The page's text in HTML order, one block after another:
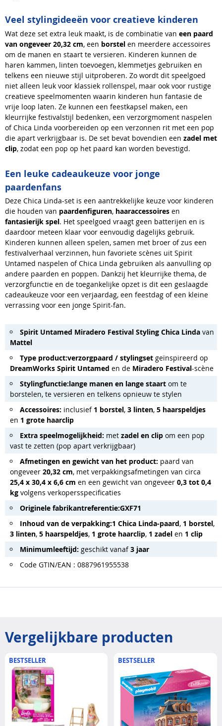
Veel stylingideeën voor creatieve kinderen
Wat deze set extra leuk maakt, is de combinatie van een paard
van ongeveer 20,32 cm, een borstel en meerdere accessoires
om de manen en staart te versieren. Kinderen kunnen de
haren kammen, linten toevoegen, klemmetjes gebruiken en
telkens een nieuwe stijl uitproberen. Zo wordt dit speelgoed
niet alleen leuk voor klassiek rollenspel, maar ook voor rustige
creatieve speelmomenten waarin kinderen hun fantasie de
vrije loop laten. Ze kunnen een feestkapsel maken, een
kleurrijke festivalstijl bedenken, een verzorgmoment naspelen
of Chica Linda voorbereiden op een verzonnen rit met een pop
die apart verkrijgbaar is. De set bevat bovendien een zadel met
clip, zodat een pop op het paard kan worden bevestigd.
Een leuke cadeaukeuze voor jonge
paardenfans
Deze Chica Linda-set is een aantrekkelijke keuze voor kinderen
die houden van paardenfiguren, haaraccessoires en
fantasierijk spel. Het speelgoed vraagt geen batterijen en is
daardoor meteen klaar voor eenvoudig dagelijks gebruik.
Kinderen kunnen alleen spelen, samen met broer of zus een
festivalverhaal verzinnen, hun favoriete scènes uit Spirit
Untamed naspelen of Chica Linda gebruiken als aanvulling op
andere paarden en poppen. Dankzij het kleurrijke thema, de
verzorgfunctie en de toegankelijke opzet is dit een geslaagde
cadeaukeuze voor een verjaardag, een feestdag of een kleine
verrassing voor een jonge Spirit-fan.
Spirit Untamed Miradero Festival Styling Chica Linda van
Mattel
Type product:verzorgpaard / stylingset geïnspireerd op
DreamWorks Spirit Untamed en de Miradero Festival-scène
Stylingfunctie:lange manen en lange staart om te
borstelen, te versieren en telkens opnieuw te stylen
Accessoires: inclusief 1 borstel, 3 linten, 5 haarspeldjes
en 1 grote haarclip
Extra speelmogelijkheid: met zadel en clip om een pop
vast te zetten (pop apart verkrijgbaar)
Afmetingen en gewicht van het product: paard van
ongeveer 20,32 cm, met verpakkingsafmetingen van circa
25,4 x 30,4 x 6,6 cm en een gewicht van ongeveer 0,3 tot 0,4
kg volgens verkopersspecificaties
Originele fabrikantreferentie:GXF71
Inhoud van de verpakking:1 Chica Linda-paard, 1 borstel,
3 linten, 5 haarspeldjes, 1 grote haarclip, 1 zadel en 1 clip
Minimumleeftijd: geschikt vanaf3 jaar
Code GTIN/EAN : 0887961955538
Vergelijkbare producten
BESTSELLER BESTSELLER